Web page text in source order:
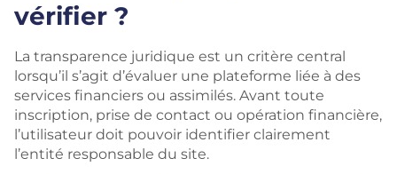
vérifier ?
La transparence juridique est un critère central
lorsqu’il s’agit d’évaluer une plateforme liée à des
services financiers ou assimilés. Avant toute
inscription, prise de contact ou opération financière,
l’utilisateur doit pouvoir identifier clairement
l’entité responsable du site.